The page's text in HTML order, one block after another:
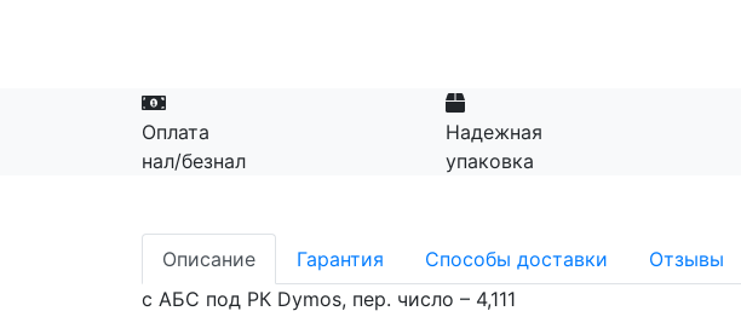
Оплата
нал/безнал
Надежная
упаковка
Описание Гарантия Способы доставки
Отзывы
с АБС под РК Dymos, пер. число – 4,111